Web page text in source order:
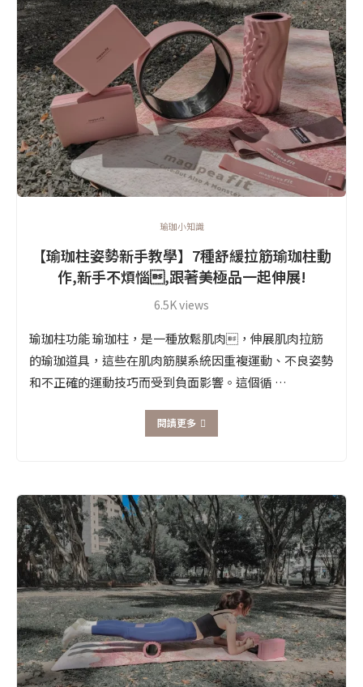
瑜珈小知識
【瑜珈柱姿勢新手教學】7種舒緩拉筋瑜珈柱動
作,新手不煩惱,跟著美極品一起伸展!
6.5K views
瑜珈柱功能 瑜珈柱，是一種放鬆肌肉，伸展肌肉拉筋
的瑜珈道具，這些在肌肉筋膜系統因重複運動、不良姿勢
和不正確的運動技巧而受到負面影響。這個循 …
閱讀更多